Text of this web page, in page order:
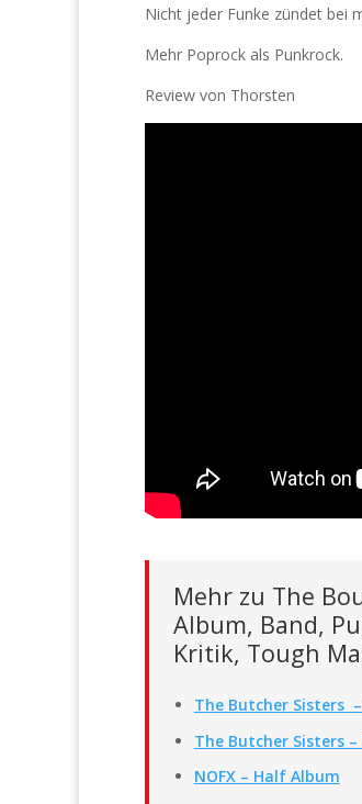
Nicht jeder Funke zündet bei
Mehr Poprock als Punkrock.
Review von Thorsten
Mehr zu The
Album, Band,
Kritik, Tough
The Butcher Sisters
The Butcher Sisters
NOFX – Half Album